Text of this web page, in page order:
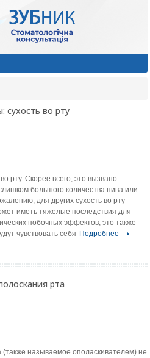
сухость во рту
рту. Скорее всего, это вызвано
большого количества пива или
для других сухость во рту –
иметь тяжелые последствия для
побочных эффектов, это также
чувствовать себя Подробнее
рта
(также называемое ополаскивателем) не